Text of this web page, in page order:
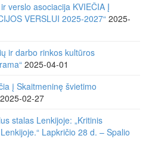
verslo asociacija KVIEČIA Į
VERSLUI 2025-2027“ 2025-
ir darbo rinkos kultūros
2025-04-01
į Skaitmeninę švietimo
2025-02-27
stalas Lenkijoje: „Kritinis
Lapkričio 28 d. – Spalio